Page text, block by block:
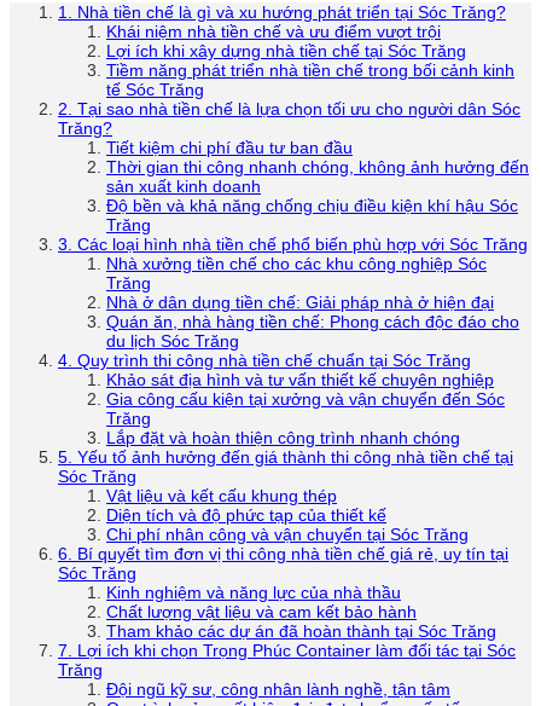
1. Nhà tiền chế là gì và xu hướng phát triển tại Sóc Trăng?
Khái niệm nhà tiền chế và ưu điểm vượt trội
Lợi ích khi xây dựng nhà tiền chế tại Sóc Trăng
Tiềm năng phát triển nhà tiền chế trong bối cảnh kinh
tế Sóc Trăng
2. Tại sao nhà tiền chế là lựa chọn tối ưu cho người dân Sóc
Trăng?
Tiết kiệm chi phí đầu tư ban đầu
Thời gian thi công nhanh chóng, không ảnh hưởng đến
sản xuất kinh doanh
Độ bền và khả năng chống chịu điều kiện khí hậu Sóc
Trăng
3. Các loại hình nhà tiền chế phổ biến phù hợp với Sóc Trăng
Nhà xưởng tiền chế cho các khu công nghiệp Sóc
Trăng
Nhà ở dân dụng tiền chế: Giải pháp nhà ở hiện đại
Quán ăn, nhà hàng tiền chế: Phong cách độc đáo cho
du lịch Sóc Trăng
4. Quy trình thi công nhà tiền chế chuẩn tại Sóc Trăng
Khảo sát địa hình và tư vấn thiết kế chuyên nghiệp
Gia công cấu kiện tại xưởng và vận chuyển đến Sóc
Trăng
Lắp đặt và hoàn thiện công trình nhanh chóng
5. Yếu tố ảnh hưởng đến giá thành thi công nhà tiền chế tại
Sóc Trăng
Vật liệu và kết cấu khung thép
Diện tích và độ phức tạp của thiết kế
Chi phí nhân công và vận chuyển tại Sóc Trăng
6. Bí quyết tìm đơn vị thi công nhà tiền chế giá rẻ, uy tín tại
Sóc Trăng
Kinh nghiệm và năng lực của nhà thầu
Chất lượng vật liệu và cam kết bảo hành
Tham khảo các dự án đã hoàn thành tại Sóc Trăng
7. Lợi ích khi chọn Trọng Phúc Container làm đối tác tại Sóc
Trăng
Đội ngũ kỹ sư, công nhân lành nghề, tận tâm